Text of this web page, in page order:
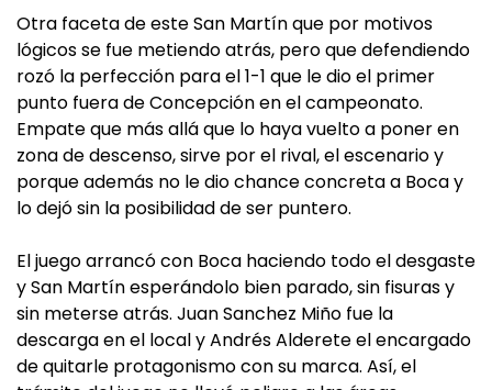
Otra faceta de este San Martín que por motivos
lógicos se fue metiendo atrás, pero que defendiendo
rozó la perfección para el 1-1 que le dio el primer
punto fuera de Concepción en el campeonato.
Empate que más allá que lo haya vuelto a poner en
zona de descenso, sirve por el rival, el escenario y
porque además no le dio chance concreta a Boca y
lo dejó sin la posibilidad de ser puntero.
El juego arrancó con Boca haciendo todo el desgaste
y San Martín esperándolo bien parado, sin fisuras y
sin meterse atrás. Juan Sanchez Miño fue la
descarga en el local y Andrés Alderete el encargado
de quitarle protagonismo con su marca. Así, el